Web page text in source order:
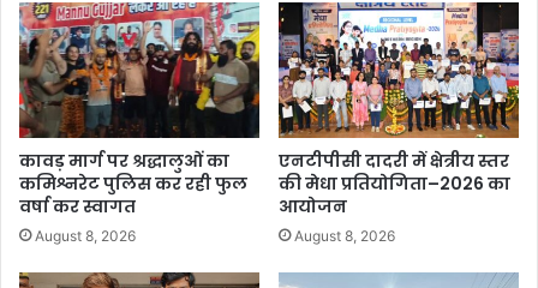
कावड़ मार्ग पर श्रद्धालुओं का
कमिश्नरेट पुलिस कर रही फुल
वर्षा कर स्वागत
August 8, 2026
एनटीपीसी दादरी में क्षेत्रीय स्तर
की मेधा प्रतियोगिता–2026 का
आयोजन
August 8, 2026